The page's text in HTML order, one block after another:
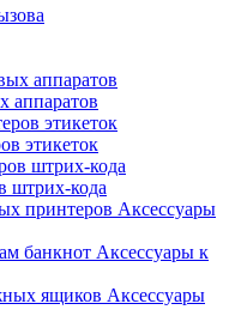
аппаратов
этикеток
штрих-кода
Аксессуары
Аксессуары к
Аксессуары